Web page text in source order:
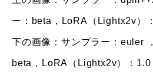
ー：beta，LoRA（Lightx2v）
下の画像：サンプラー：euler
beta，LoRA（Lightx2v）：1.0